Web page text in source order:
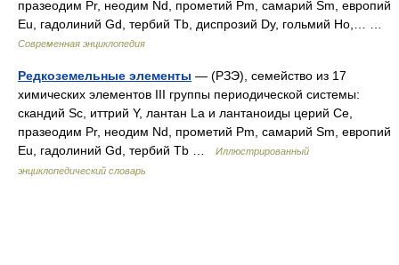
празеодим Pr, неодим Nd, прометий Pm, самарий Sm, европий
Eu, гадолиний Gd, тербий Tb, диспрозий Dy, гольмий Ho,… …
Современная энциклопедия
Редкоземельные элементы — (РЗЭ), семейство из 17
химических элементов III группы периодической системы:
скандий Sc, иттрий Y, лантан La и лантаноиды церий Ce,
празеодим Pr, неодим Nd, прометий Pm, самарий Sm, европий
Eu, гадолиний Gd, тербий Tb …
Иллюстрированный
энциклопедический словарь